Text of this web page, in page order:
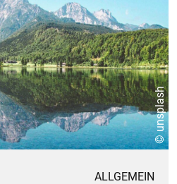
© unsplash
ALLGEMEIN